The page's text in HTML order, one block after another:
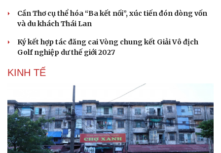
Văn hóa
Sân khấu - Điện ảnh
Âm nhạc
Di sản
Giải trí
Sao Việt
Cần Thơ cụ thể hóa “Ba kết nối”, xúc tiến đón dòng vốn
và du khách Thái Lan
Ký kết hợp tác đăng cai Vòng chung kết Giải Vô địch
Golf nghiệp dư thế giới 2027
KINH TẾ